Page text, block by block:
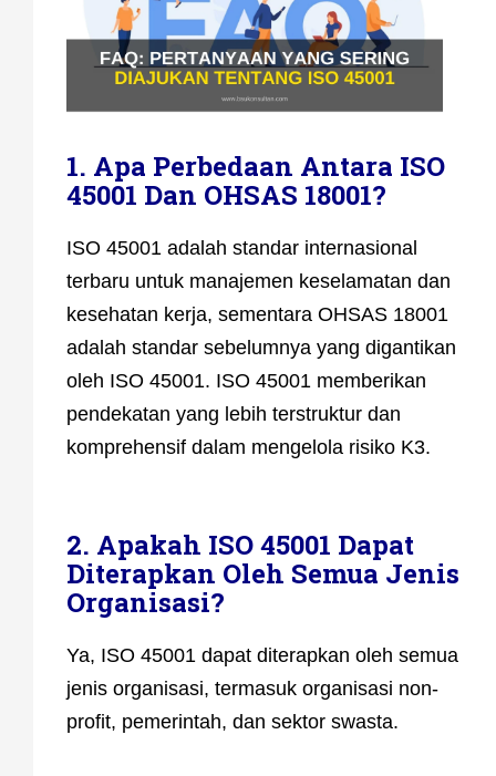
1. Apa Perbedaan Antara ISO
45001 Dan OHSAS 18001?
ISO 45001 adalah standar internasional
terbaru untuk manajemen keselamatan dan
kesehatan kerja, sementara OHSAS 18001
adalah standar sebelumnya yang digantikan
oleh ISO 45001. ISO 45001 memberikan
pendekatan yang lebih terstruktur dan
komprehensif dalam mengelola risiko K3.
2. Apakah ISO 45001 Dapat
Diterapkan Oleh Semua Jenis
Organisasi?
Ya, ISO 45001 dapat diterapkan oleh semua
jenis organisasi, termasuk organisasi non-
profit, pemerintah, dan sektor swasta.